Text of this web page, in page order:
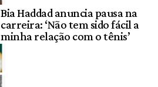
Bia Haddad anuncia pausa na
carreira: ‘Não tem sido fácil a
minha relação com o tênis’